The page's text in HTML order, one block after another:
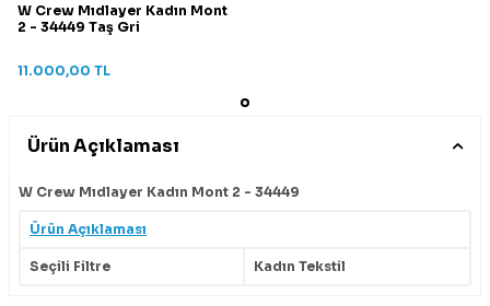
W Crew Mıdlayer Kadın Mont
2 - 34449 Taş Gri
11.000,00 TL
Ürün Açıklaması
W Crew Mıdlayer Kadın Mont 2 - 34449
Ürün Açıklaması
Seçili Filtre Kadın Tekstil